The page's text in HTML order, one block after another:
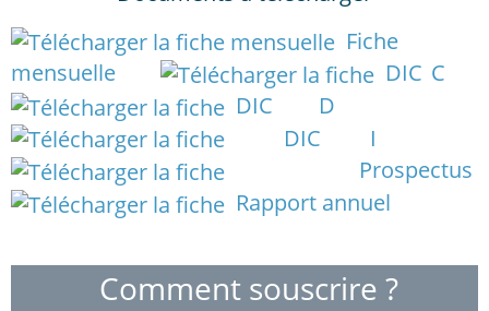
Fiche
mensuelle
DIC C
DIC D
DIC I
Prospectus
Rapport annuel
Comment souscrire ?